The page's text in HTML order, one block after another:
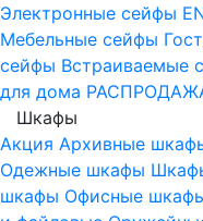
Электронные сейфы
Мебельные сейфы
сейфы Встраиваемые
для дома
Шкафы
Акция Архивные
Одежные шкафы
шкафы Офисные